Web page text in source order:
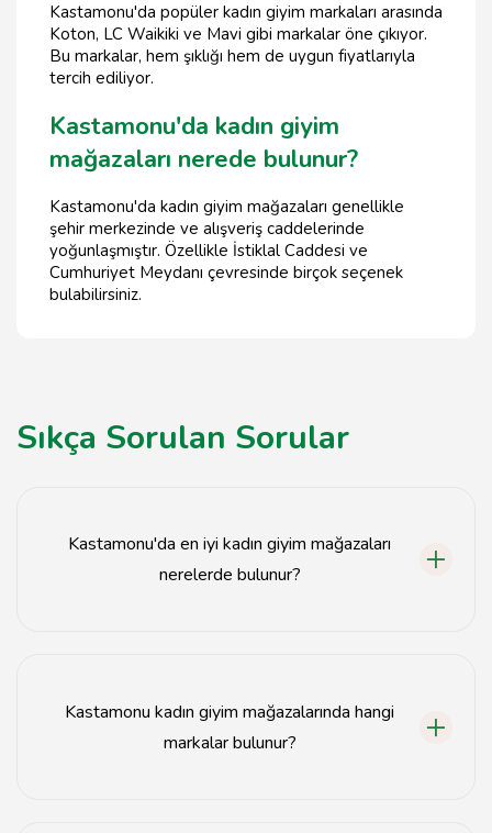
Kastamonu'da popüler kadın giyim markaları arasında
Koton, LC Waikiki ve Mavi gibi markalar öne çıkıyor.
Bu markalar, hem şıklığı hem de uygun fiyatlarıyla
tercih ediliyor.
Kastamonu'da kadın giyim
mağazaları nerede bulunur?
Kastamonu'da kadın giyim mağazaları genellikle
şehir merkezinde ve alışveriş caddelerinde
yoğunlaşmıştır. Özellikle İstiklal Caddesi ve
Cumhuriyet Meydanı çevresinde birçok seçenek
bulabilirsiniz.
Sıkça Sorulan Sorular
Kastamonu'da en iyi kadın giyim mağazaları
nerelerde bulunur?
Kastamonu kadın giyim mağazalarında hangi
markalar bulunur?